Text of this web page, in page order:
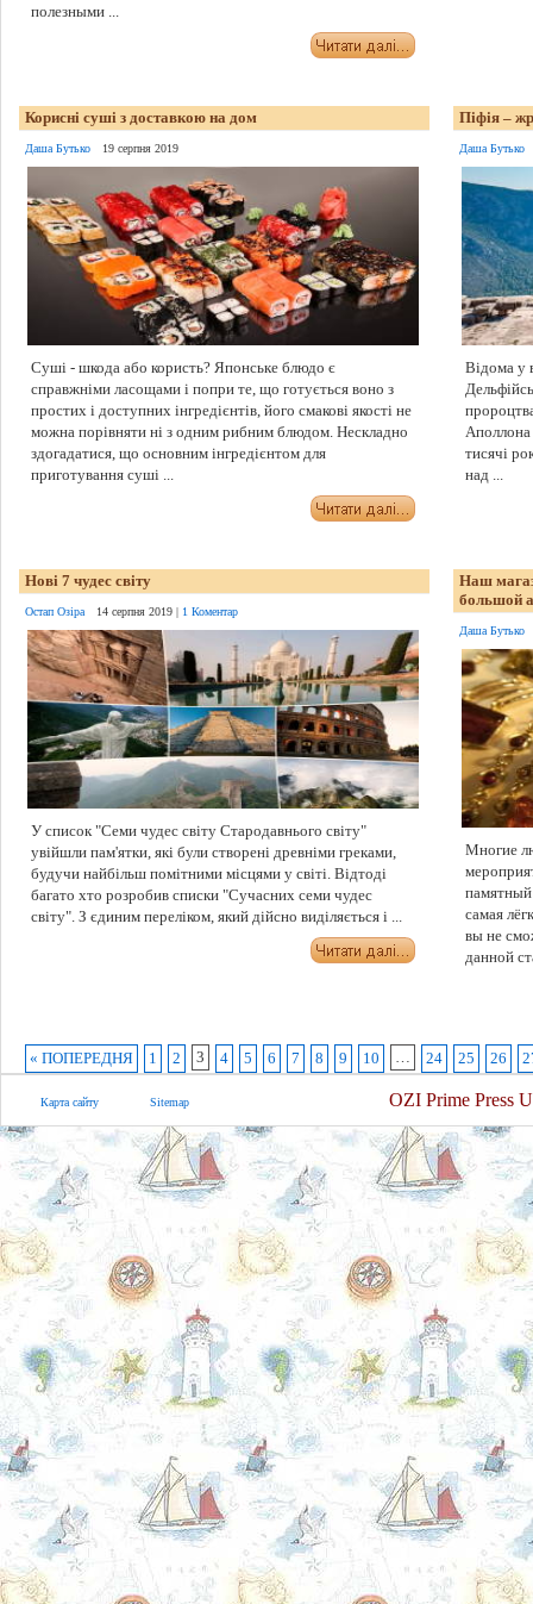
полезными ...
Корисні суші з доставкою на дом
Даша Бутько 19 серпня 2019
Суші - шкода або користь? Японське блюдо є
справжніми ласощами і попри те, що готується воно з
простих і доступних інгредієнтів, його смакові якості не
можна порівняти ні з одним рибним блюдом. Нескладно
здогадатися, що основним інгредієнтом для
приготування суші ...
Піфія –
Даша Бутько
Відома у
Аполлона
тисячі
над ...
Нові 7 чудес світу
Остап Озіра 14 серпня 2019 | 1 Коментар
У список "Семи чудес світу Стародавнього світу"
увійшли пам'ятки, які були створені древніми греками,
будучи найбільш помітними місцями у світі. Відтоді
багато хто розробив списки "Сучасних семи чудес
світу". З єдиним переліком, який дійсно виділяється і ...
Наш
большой
Даша Бутько
Многие
памятный
самая
вы не
данной
« ПОПЕРЕДНЯ 1 2 3 4 5 6 7 8 9 10 … 24 25 26
Карта сайту Sitemap OZI Prime Press